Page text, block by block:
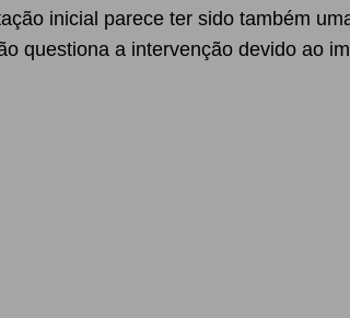
inicial parece ter sido também
questiona a intervenção devido ao